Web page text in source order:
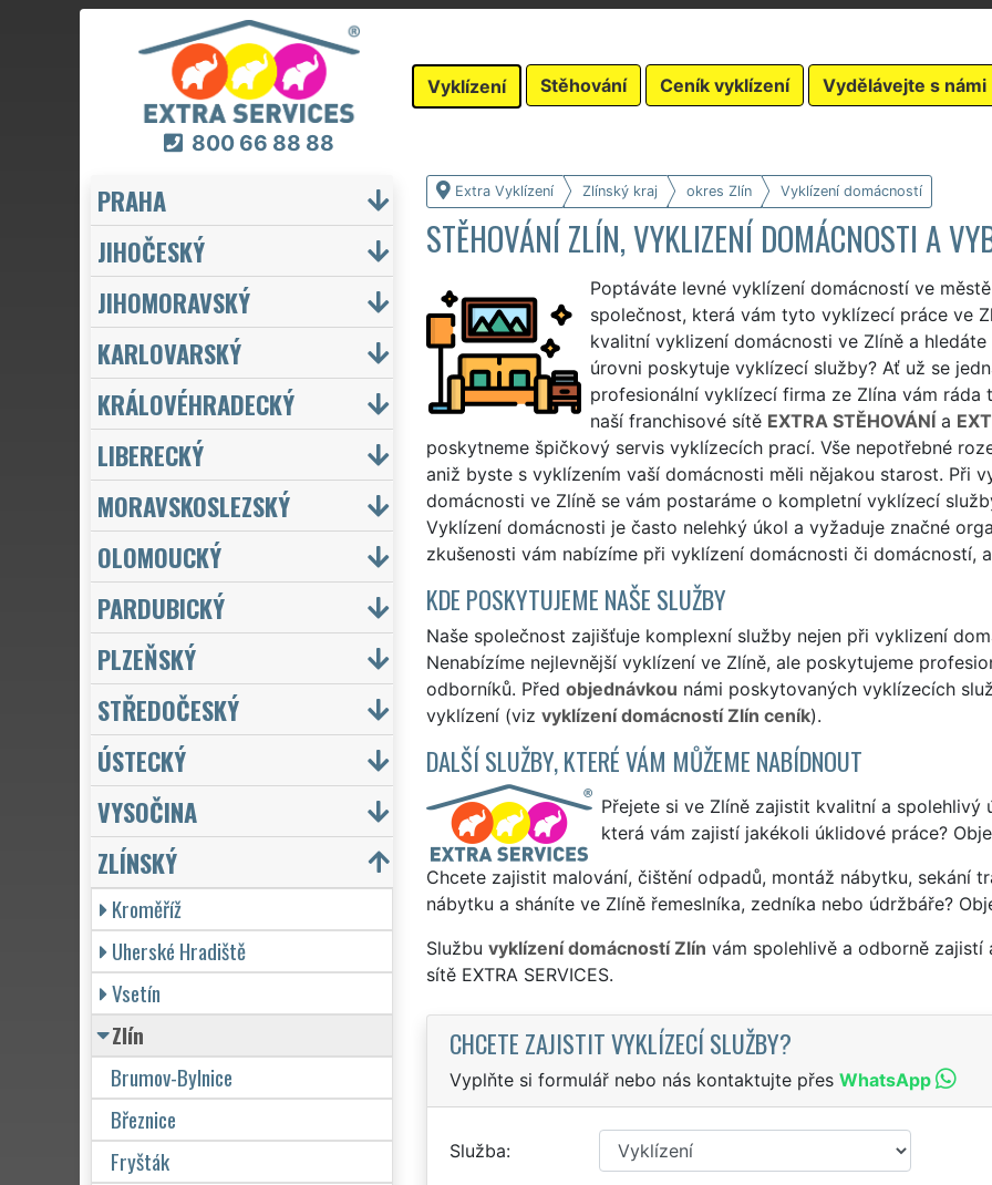
800 66 88 88
Vyklízení Stěhování Ceník vyklízení Vydělávejte s námi
Extra Vyklízení Zlínský kraj okres Zlín Vyklízení domácností
STĚHOVÁNÍ ZLÍN, VYKLIZENÍ DOMÁCNOSTI A
Poptáváte levné vyklízení domácností ve
společnost, která vám tyto vyklízecí práce ve
kvalitní vyklizení domácnosti ve Zlíně a
úrovni poskytuje vyklízecí služby? Ať už se
profesionální vyklízecí firma ze Zlína vám
naší franchisové sítě EXTRA STĚHOVÁNÍa
poskytneme špičkový servis vyklízecích prací. Vše nepotřebné
aniž byste s vyklízením vaší domácnosti měli nějakou starost. Při
domácnosti ve Zlíně se vám postaráme o kompletní vyklízecí
Vyklízení domácnosti je často nelehký úkol a vyžaduje značné
zkušenosti vám nabízíme při vyklízení domácnosti či domácností,
KDE POSKYTUJEME NAŠE SLUŽBY
Naše společnost zajišťuje komplexní služby nejen při vyklizení
Nenabízíme nejlevnější vyklízení ve Zlíně, ale poskytujeme
odborníků. Před objednávkou námi poskytovaných vyklízecích
vyklízení (viz vyklízení domácností Zlín ceník).
DALŠÍ SLUŽBY, KTERÉ VÁM MŮŽEME NABÍDNOUT
Přejete si ve Zlíně zajistit kvalitní a
která vám zajistí jakékoli úklidové práce?
Chcete zajistit malování, čištění odpadů, montáž nábytku, sekání
nábytku a sháníte ve Zlíně řemeslníka, zedníka nebo údržbáře?
Službu vyklízení domácností Zlín vám spolehlivě a odborně
sítě EXTRA SERVICES.
CHCETE ZAJISTIT VYKLÍZECÍ SLUŽBY?
Vyplňte si formulář nebo nás kontaktujte přes WhatsApp
Služba
PRAHA
JIHOČESKÝ
JIHOMORAVSKÝ
KARLOVARSKÝ
KRÁLOVÉHRADECKÝ
LIBERECKÝ
MORAVSKOSLEZSKÝ
OLOMOUCKÝ
PARDUBICKÝ
PLZEŇSKÝ
STŘEDOČESKÝ
ÚSTECKÝ
VYSOČINA
ZLÍNSKÝ
Kroměříž
Uherské Hradiště
Vsetín
Zlín
Brumov-Bylnice
Březnice
Fryšták